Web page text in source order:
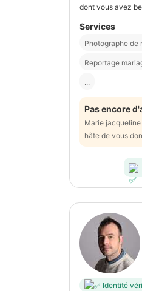
dont vous avez
Services
Photographe de
Reportage
...
Pas encore
Marie
hâte de vous
Identité